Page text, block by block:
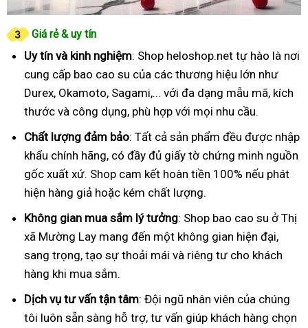
Giá rẻ & uy tín
Uy tín và kinh nghiệm: Shop heloshop.net tự hào là nơi
cung cấp bao cao su của các thương hiệu lớn như
Durex, Okamoto, Sagami,... với đa dạng mẫu mã, kích
thước và công dụng, phù hợp với mọi nhu cầu.
Chất lượng đảm bảo: Tất cả sản phẩm đều được nhập
khẩu chính hãng, có đầy đủ giấy tờ chứng minh nguồn
gốc xuất xứ. Shop cam kết hoàn tiền 100% nếu phát
hiện hàng giả hoặc kém chất lượng.
Không gian mua sắm lý tưởng: Shop bao cao su ở Thị
xã Mường Lay mang đến một không gian hiện đại,
sang trọng, tạo sự thoải mái và riêng tư cho khách
hàng khi mua sắm.
Dịch vụ tư vấn tận tâm: Đội ngũ nhân viên của chúng
tôi luôn sẵn sàng hỗ trợ, tư vấn giúp khách hàng chọn